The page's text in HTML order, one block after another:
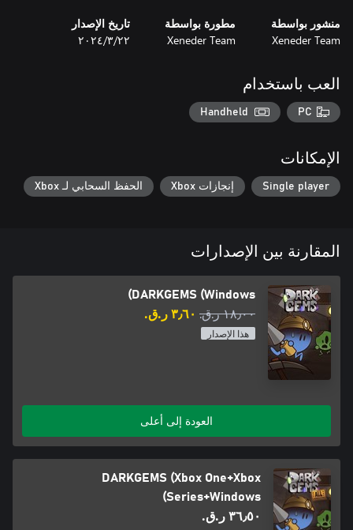
منشور بواسطة
Xeneder Team
مطورة بواسطة
Xeneder Team
تاريخ الإصدار
٢٢‏/٣‏/٢٠٢٤
العب باستخدام
PC
Handheld
الإمكانات
Single player إنجازات Xbox الحفظ السحابي لـ Xbox
المقارنة بين الإصدارات
DARKGEMS (Windows)
١٨٫٠٠ ر.ق.‏ ٣٫٦٠ ر.ق.‏
هذا الإصدار
العودة إلى أعلى
DARKGEMS (Xbox One+Xbox
Series+Windows)
٣٦٫٥٠ ر.ق.‏